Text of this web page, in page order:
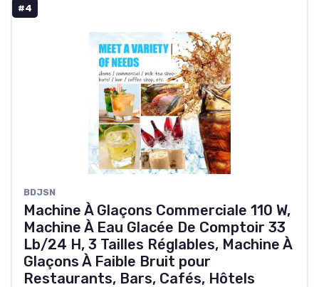
#4
BDJSN
Machine À Glaçons Commerciale 110 W,
Machine À Eau Glacée De Comptoir 33
Lb/24 H, 3 Tailles Réglables, Machine À
Glaçons À Faible Bruit pour
Restaurants, Bars, Cafés, Hôtels